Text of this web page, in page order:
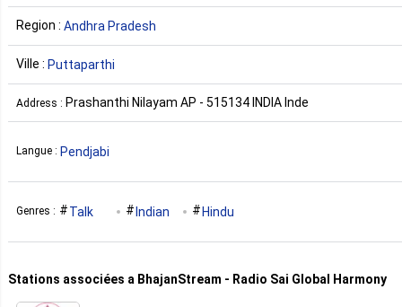
Region : Andhra Pradesh
Ville : Puttaparthi
Address : Prashanthi Nilayam AP - 515134 INDIA Inde
Langue : Pendjabi
Genres : Talk Indian Hindu
Stations associées a BhajanStream - Radio Sai Global Harmony